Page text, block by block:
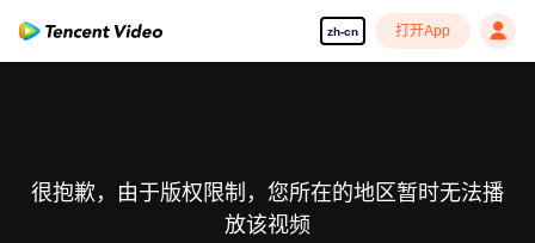
zh-cn 打开App
很抱歉，由于版权限制，您所在的地区暂时无法播
放该视频